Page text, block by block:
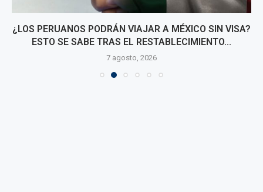
¿LOS PERUANOS PODRÁN VIAJAR A MÉXICO SIN VISA?
ESTO SE SABE TRAS EL RESTABLECIMIENTO...
7 agosto, 2026